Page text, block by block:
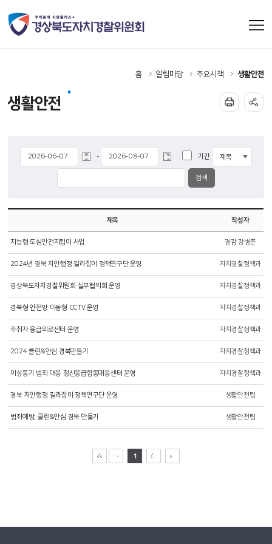
홈 알림마당 주요시책 생활안전
생활안전
- 기간
제목 작성자
지능형 도심안전지킴이 사업 경감 강병춘
2024년 경북 치안행정 길라잡이 정책연구단 운영 자치경찰정책과
경상북도자치경찰위원회 실무협의회 운영 자치경찰정책과
경북형 안전망 이동형 CCTV 운영 자치경찰정책과
주취자 응급의료센터 운영 자치경찰정책과
2024 클린&안심 경북만들기 자치경찰정책과
이상동기 범죄 대응 정신응급합동대응센터 운영 자치경찰정책과
경북 치안행정 길라잡이 정책연구단 운영 생활안전팀
범죄예방, 클린&안심 경북 만들기 생활안전팀
1